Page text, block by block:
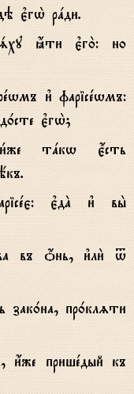
є3гw2 рaди.
ћти є3го2: но
и3 фарісewмъ:
є3гw2;
тaкw є4сть
є3дA и3 вы2
въ џнь, и3ли2 t
зак0на, пр0клzти
и4же пришeдый къ